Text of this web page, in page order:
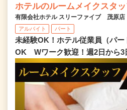
ホテルのルームメイクスタ
有限会社ホテル スリーファイブ 茂原店
アルバイト パート
未経験OK！ホテル従業員（パ
OK Wワーク歓迎！週2日から3